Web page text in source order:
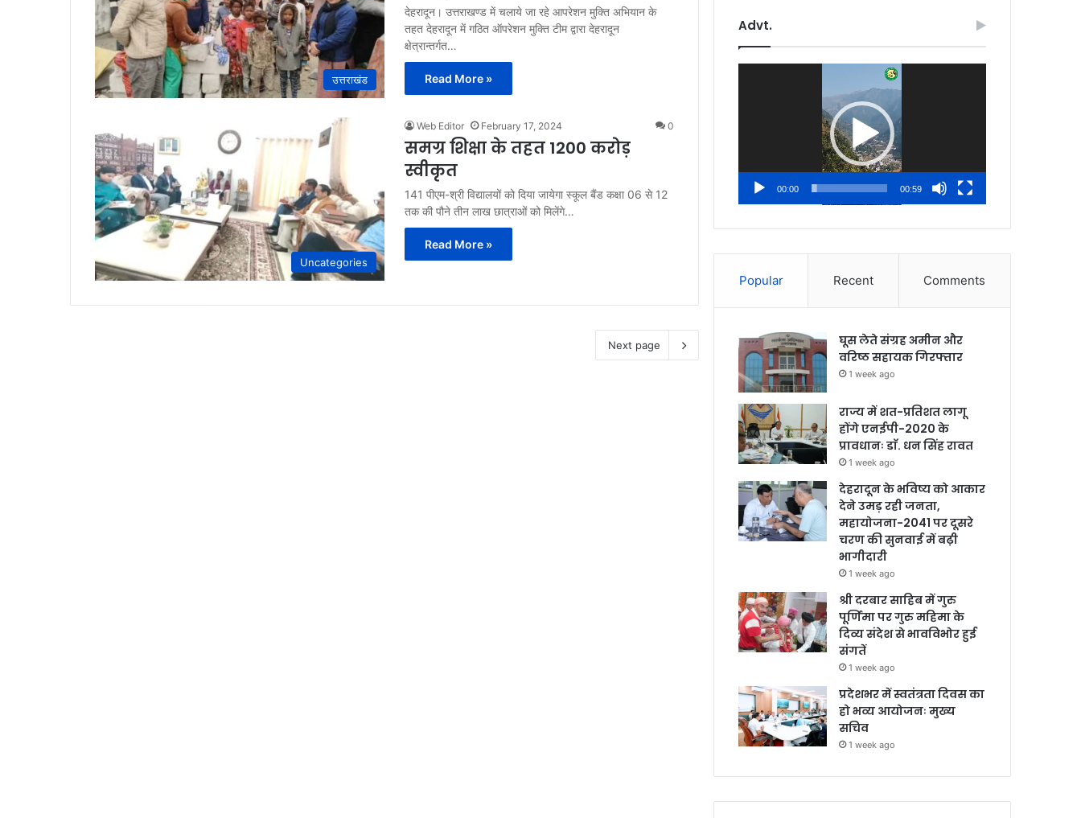
उत्तराखंड
देहरादून। उत्तराखण्ड में चलाये जा रहे आपरेशन मुक्ति अभियान के
तहत देहरादून में गठित ऑपरेशन मुक्ति टीम द्वारा देहरादून
क्षेत्रान्तर्गत…
Read More »
Uncategories
Web Editor February 17, 2024 0
समग्र शिक्षा के तहत 1200 करोड़
स्वीकृत
141 पीएम-श्री विद्यालयों को दिया जायेगा स्कूल बैंड कक्षा 06 से 12
तक की पौने तीन लाख छात्राओं को मिलेंगे…
Read More »
Next page
Advt.
00:00 00:59
Popular Recent Comments
घूस लेते संग्रह अमीन और
वरिष्ठ सहायक गिरफ्तार
1 week ago
राज्य में शत-प्रतिशत लागू
होंगे एनईपी-2020 के
प्रावधानः डाॅ. धन सिंह रावत
1 week ago
देहरादून के भविष्य को आकार
देने उमड़ रही जनता,
महायोजना-2041 पर दूसरे
चरण की सुनवाई में बढ़ी
भागीदारी
1 week ago
श्री दरबार साहिब में गुरु
पूर्णिमा पर गुरु महिमा के
दिव्य संदेश से भावविभोर हुई
संगतें
1 week ago
प्रदेशभर में स्वतंत्रता दिवस का
हो भव्य आयोजनः मुख्य
सचिव
1 week ago